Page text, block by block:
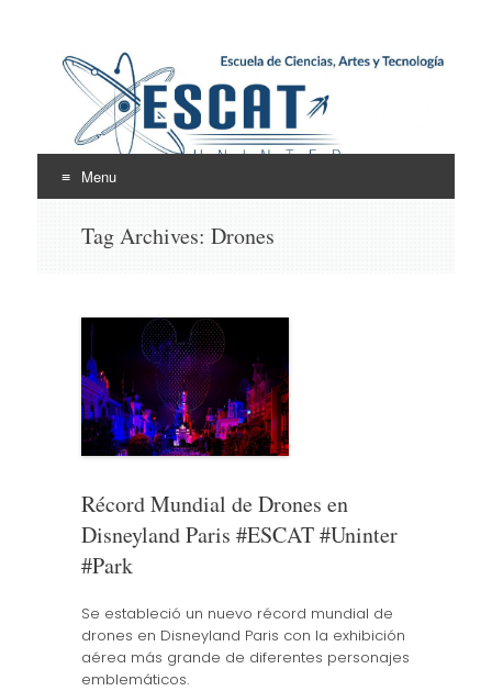
Escuela de Ciencias,
Artes y Tecnología
ESCAT
Menu
Tag Archives: Drones
Récord Mundial de Drones en
Disneyland Paris #ESCAT #Uninter
#Park
Se estableció un nuevo récord mundial de
drones en Disneyland Paris con la exhibición
aérea más grande de diferentes personajes
emblemáticos.